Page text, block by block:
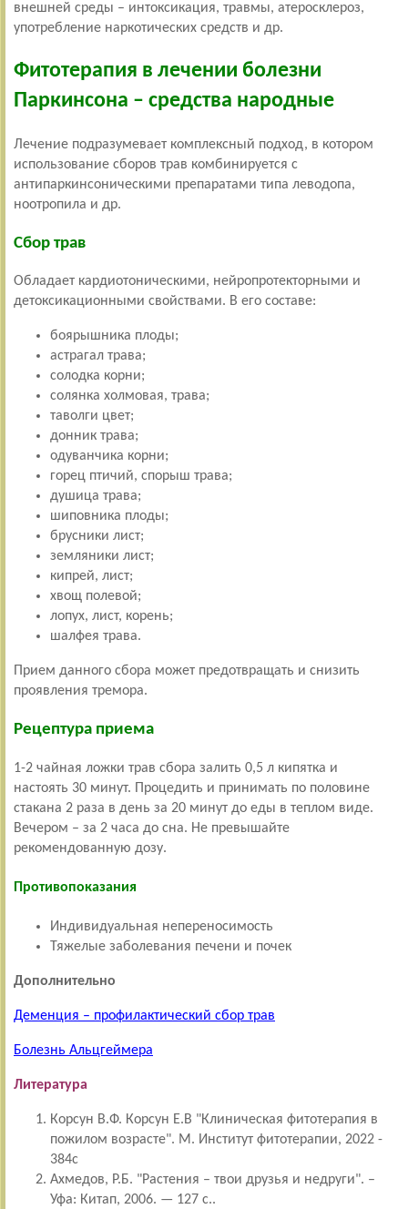
внешней среды – интоксикация, травмы, атеросклероз,
употребление наркотических средств и др.
Фитотерапия в лечении болезни
Паркинсона – средства народные
Лечение подразумевает комплексный подход, в котором
использование сборов трав комбинируется с
антипаркинсоническими препаратами типа леводопа,
ноотропила и др.
Сбор трав
Обладает кардиотоническими, нейропротекторными и
детоксикационными свойствами. В его составе:
боярышника плоды;
астрагал трава;
солодка корни;
солянка холмовая, трава;
таволги цвет;
донник трава;
одуванчика корни;
горец птичий, спорыш трава;
душица трава;
шиповника плоды;
брусники лист;
земляники лист;
кипрей, лист;
хвощ полевой;
лопух, лист, корень;
шалфея трава.
Прием данного сбора может предотвращать и снизить
проявления тремора.
Рецептура приема
1-2 чайная ложки трав сбора залить 0,5 л кипятка и
настоять 30 минут. Процедить и принимать по половине
стакана 2 раза в день за 20 минут до еды в теплом виде.
Вечером – за 2 часа до сна. Не превышайте
рекомендованную дозу.
Противопоказания
Индивидуальная непереносимость
Тяжелые заболевания печени и почек
Дополнительно
Деменция – профилактический сбор трав
Болезнь Альцгеймера
Литература
Корсун В.Ф. Корсун Е.В "Клиническая фитотерапия в
пожилом возрасте". М. Институт фитотерапии, 2022 -
384с
Ахмедов, Р.Б. "Растения – твои друзья и недруги". –
Уфа: Китап, 2006. — 127 с..